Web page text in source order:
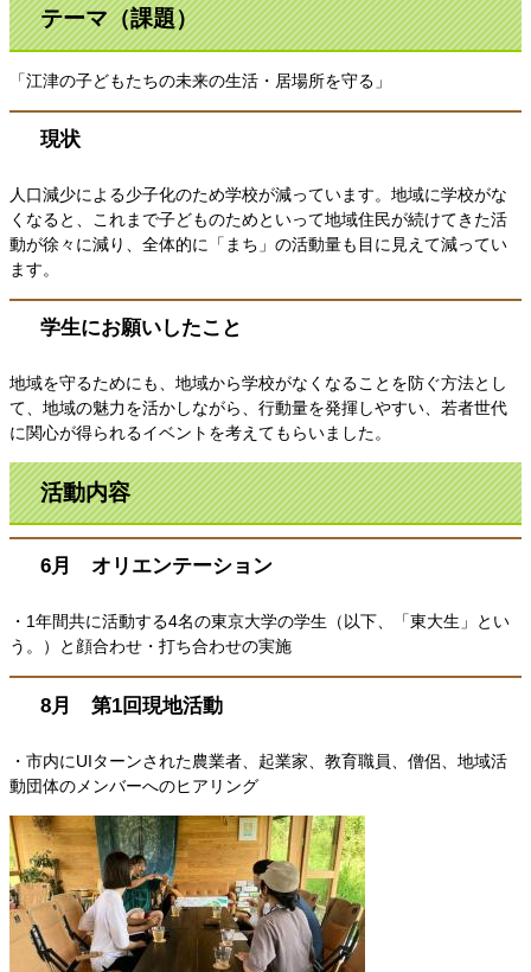
テーマ（課題）
「江津の子どもたちの未来の生活・居場所を守る」
現状
人口減少による少子化のため学校が減っています。地域に学校がな
くなると、これまで子どものためといって地域住民が続けてきた活
動が徐々に減り、全体的に「まち」の活動量も目に見えて減ってい
ます。
学生にお願いしたこと
地域を守るためにも、地域から学校がなくなることを防ぐ方法とし
て、地域の魅力を活かしながら、行動量を発揮しやすい、若者世代
に関心が得られるイベントを考えてもらいました。
活動内容
6月 オリエンテーション
・1年間共に活動する4名の東京大学の学生（以下、「東大生」とい
う。）と顔合わせ・打ち合わせの実施​
8月 第1回現地活動
・市内にUIターンされた農業者、起業家、教育職員、僧侶、地域活
動団体のメンバーへのヒアリング